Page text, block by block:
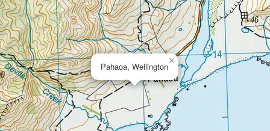
Pahaoa, Wellington
×